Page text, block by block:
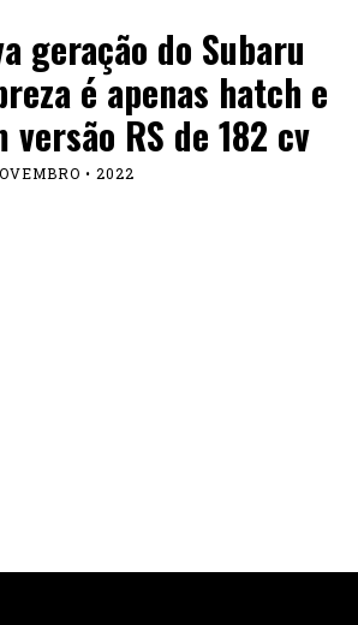
geração do Subaru
é apenas hatch e
versão RS de 182 cv
• 2022